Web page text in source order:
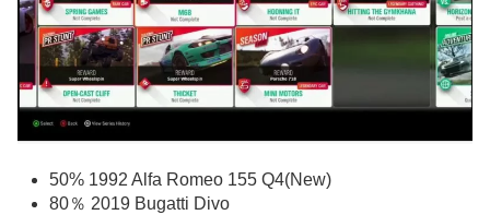
50% 1992 Alfa Romeo 155 Q4(New)
80％ 2019 Bugatti Divo